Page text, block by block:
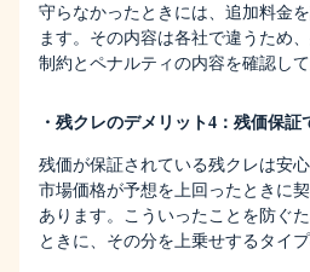
守らなかったときには、追加料金
ます。その内容は各社で違うため
制約とペナルティの内容を確認し
・残クレのデメリット4：残価保証
残価が保証されている残クレは安
市場価格が予想を上回ったときに
あります。こういったことを防ぐ
ときに、その分を上乗せするタイ